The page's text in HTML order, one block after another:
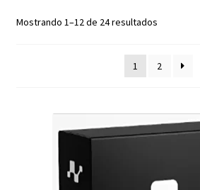
MI CUENTA
Mostrando 1–12 de 24 resultadosSorted
1
2